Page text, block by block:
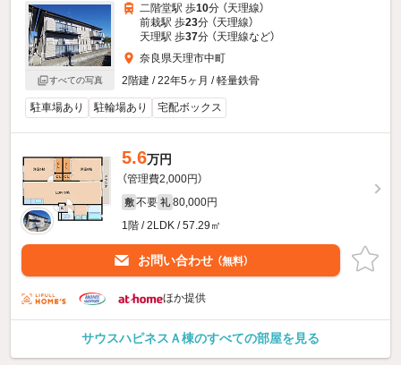
すべての写真
二階堂駅 歩10分 （天理線）
前栽駅 歩23分 （天理線）
天理駅 歩37分 （天理線など）
奈良県天理市中町
2階建 / 22年5ヶ月 / 軽量鉄骨
駐車場あり 駐輪場あり 宅配ボックス
5.6万円
（管理費2,000円）
敷 不要 礼 80,000円
1階 / 2LDK / 57.29㎡
お問い合わせ （無料）
ほか提供
サウスハピネスＡ棟のすべての部屋を見る